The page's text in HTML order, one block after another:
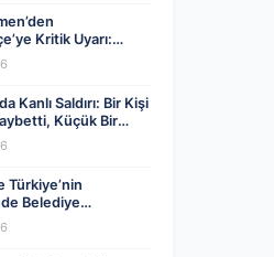
Kritik Uyarı:
Kanlı Saldırı: Bir Kişi
Küçük Bir
Türkiye’nin
Belediye
ve Siyasi Yeni